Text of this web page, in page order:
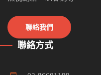
聯絡我們
聯絡方式